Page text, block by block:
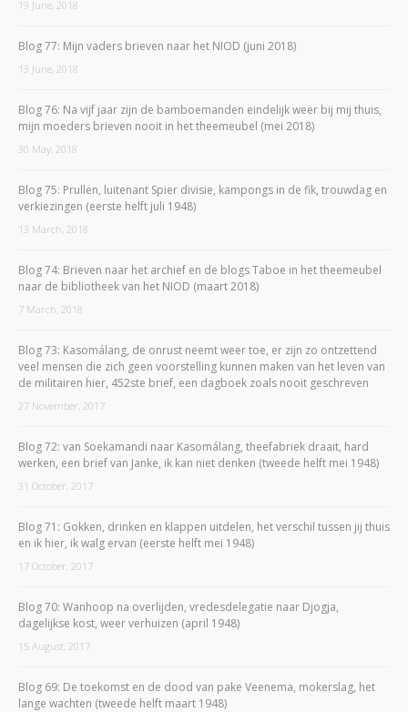
19 June, 2018
Blog 77: Mijn vaders brieven naar het NIOD (juni 2018)
13 June, 2018
Blog 76: Na vijf jaar zijn de bamboemanden eindelijk weer bij mij thuis,
mijn moeders brieven nooit in het theemeubel (mei 2018)
30 May, 2018
Blog 75: Prullen, luitenant Spier divisie, kampongs in de fik, trouwdag en
verkiezingen (eerste helft juli 1948)
13 March, 2018
Blog 74: Brieven naar het archief en de blogs Taboe in het theemeubel
naar de bibliotheek van het NIOD (maart 2018)
7 March, 2018
Blog 73: Kasomálang, de onrust neemt weer toe, er zijn zo ontzettend
veel mensen die zich geen voorstelling kunnen maken van het leven van
de militairen hier, 452ste brief, een dagboek zoals nooit geschreven
27 November, 2017
Blog 72: van Soekamandi naar Kasomálang, theefabriek draait, hard
werken, een brief van Janke, ik kan niet denken (tweede helft mei 1948)
31 October, 2017
Blog 71: Gokken, drinken en klappen uitdelen, het verschil tussen jij thuis
en ik hier, ik walg ervan (eerste helft mei 1948)
17 October, 2017
Blog 70: Wanhoop na overlijden, vredesdelegatie naar Djogja,
dagelijkse kost, weer verhuizen (april 1948)
15 August, 2017
Blog 69: De toekomst en de dood van pake Veenema, mokerslag, het
lange wachten (tweede helft maart 1948)